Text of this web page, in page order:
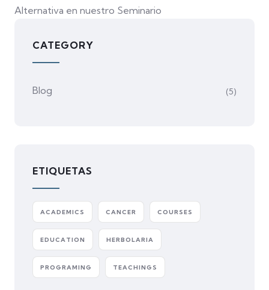
Alternativa en nuestro Seminario
CATEGORY
Blog (5)
ETIQUETAS
ACADEMICS CANCER COURSES
EDUCATION HERBOLARIA
PROGRAMING TEACHINGS